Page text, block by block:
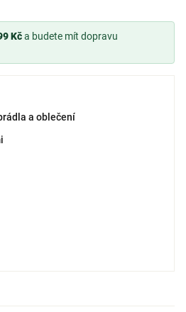
Kča budete mít dopravu
a oblečení